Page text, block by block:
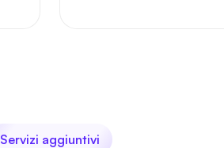
Servizi aggiuntivi